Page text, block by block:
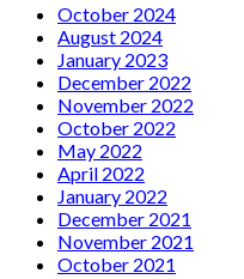
October 2024
August 2024
January 2023
December 2022
November 2022
October 2022
May 2022
April 2022
January 2022
December 2021
November 2021
October 2021